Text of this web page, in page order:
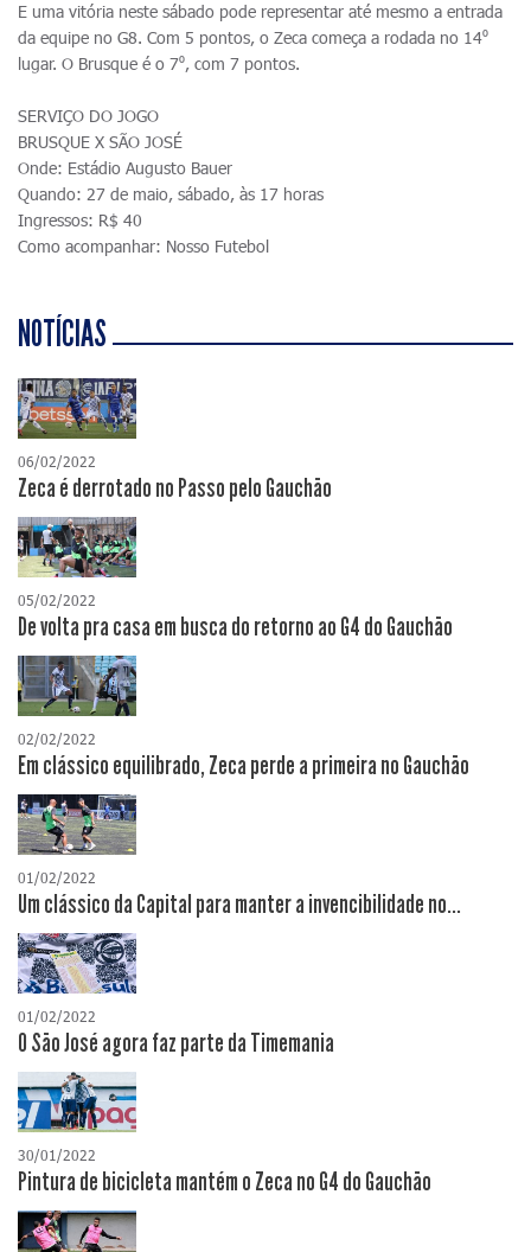
E uma vitória neste sábado pode representar até mesmo a entrada
da equipe no G8. Com 5 pontos, o Zeca começa a rodada no 14⁰
lugar. O Brusque é o 7⁰, com 7 pontos.
SERVIÇO DO JOGO
BRUSQUE X SÃO JOSÉ
Onde: Estádio Augusto Bauer
Quando: 27 de maio, sábado, às 17 horas
Ingressos: R$ 40
Como acompanhar: Nosso Futebol
NOTÍCIAS
06/02/2022
Zeca é derrotado no Passo pelo Gauchão
05/02/2022
De volta pra casa em busca do retorno ao G4 do Gauchão
02/02/2022
Em clássico equilibrado, Zeca perde a primeira no Gauchão
01/02/2022
Um clássico da Capital para manter a invencibilidade no...
01/02/2022
O São José agora faz parte da Timemania
30/01/2022
Pintura de bicicleta mantém o Zeca no G4 do Gauchão